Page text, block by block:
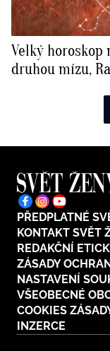
Velký horoskop
druhou mízu,
PŘEDPLATNÉ
KONTAKT SVĚT
REDAKČNÍ
ZÁSADY
NASTAVENÍ
VŠEOBECNÉ
COOKIES
INZERCE